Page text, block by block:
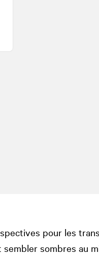
pour les
sombres au